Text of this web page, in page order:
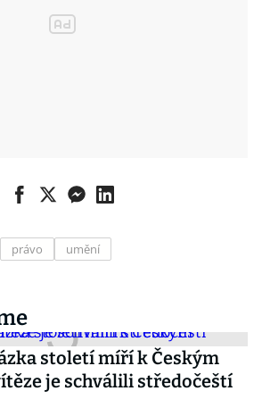
právo umění
století míří k Českým
je schválili středočeští